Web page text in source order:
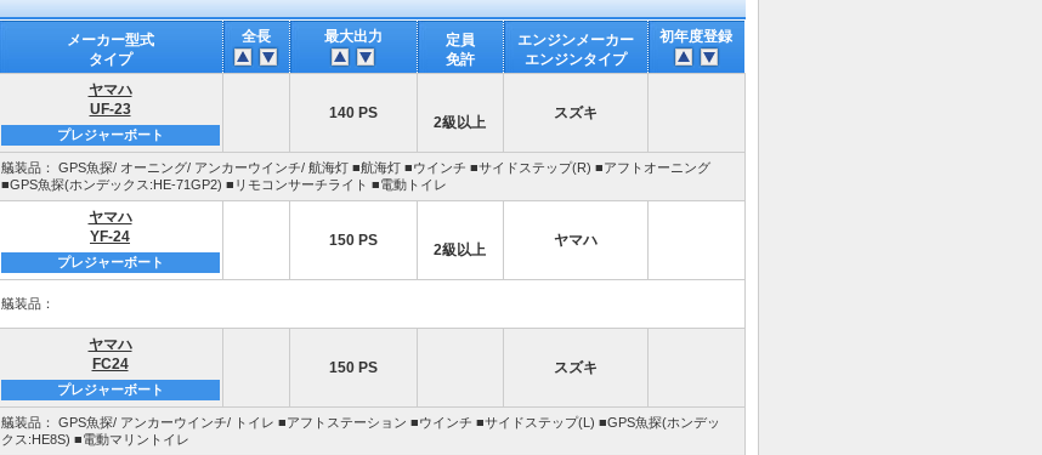
メーカー型式
タイプ
全長 最大出力
定員
免許
エンジンメーカー
エンジンタイプ
初年度登録
ヤマハ
UF-23
プレジャーボート
140 PS
2級以上
スズキ
艤装品： GPS魚探/ オーニング/ アンカーウインチ/ 航海灯 ■航海灯 ■ウインチ ■サイドステップ(R) ■アフトオーニング
■GPS魚探(ホンデックス:HE-71GP2) ■リモコンサーチライト ■電動トイレ
ヤマハ
YF-24
プレジャーボート
150 PS
2級以上
ヤマハ
艤装品：
ヤマハ
FC24
プレジャーボート
150 PS スズキ
艤装品： GPS魚探/ アンカーウインチ/ トイレ ■アフトステーション ■ウインチ ■サイドステップ(L) ■GPS魚探(ホンデッ
クス:HE8S) ■電動マリントイレ